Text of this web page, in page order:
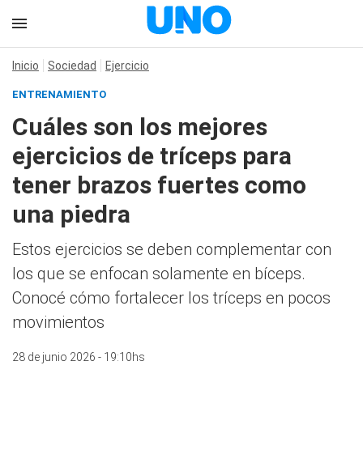
Inicio Sociedad Ejercicio
ENTRENAMIENTO
Cuáles son los mejores
ejercicios de tríceps para
tener brazos fuertes como
una piedra
Estos ejercicios se deben complementar con
los que se enfocan solamente en bíceps.
Conocé cómo fortalecer los tríceps en pocos
movimientos
28 de junio 2026 - 19:10hs